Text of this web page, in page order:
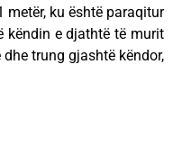
metër, ku është paraqitur
këndin e djathtë të murit
trung gjashtë këndor,